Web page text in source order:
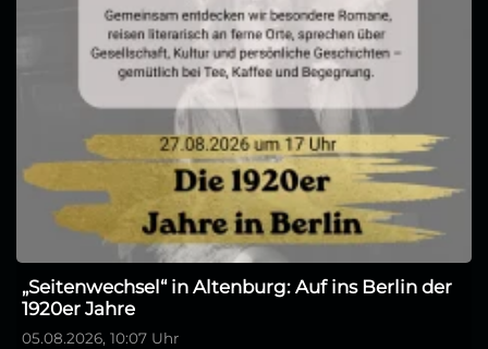
„Seitenwechsel“ in Altenburg: Auf ins Berlin der
1920er Jahre
05.08.2026, 10:07 Uhr